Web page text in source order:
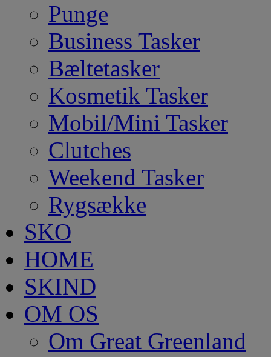
Punge
Business Tasker
Bæltetasker
Kosmetik Tasker
Mobil/Mini Tasker
Clutches
Weekend Tasker
Rygsække
SKO
HOME
SKIND
OM OS
Om Great Greenland